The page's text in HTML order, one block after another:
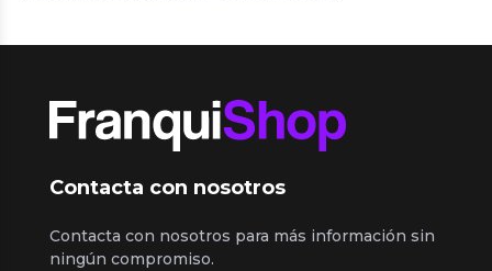
Contacta con nosotros
Contacta con nosotros para más información sin
ningún compromiso.